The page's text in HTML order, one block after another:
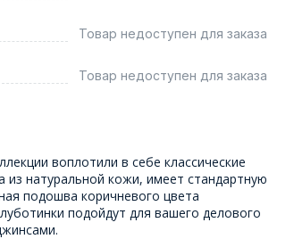
Товар недоступен для заказа
Товар недоступен для заказа
воплотили в себе классические
натуральной кожи, имеет стандартную
подошва коричневого цвета
подойдут для вашего делового